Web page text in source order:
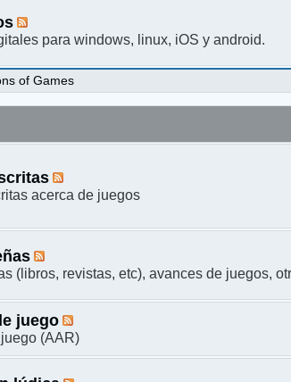
para windows, linux, iOS y android.
of Games
acerca de juegos
(libros, revistas, etc), avances de juegos,
juego
(AAR)